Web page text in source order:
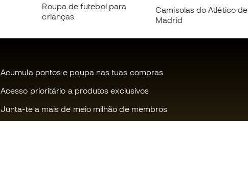
Roupa de futebol para
crianças
Camisolas do Atlético de
Madrid
Acumula pontos e poupa nas tuas compras
Acesso prioritário a produtos exclusivos
Junta-te a mais de meio milhão de membros